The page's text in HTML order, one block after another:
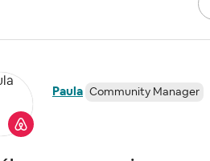
Paula Community Manager